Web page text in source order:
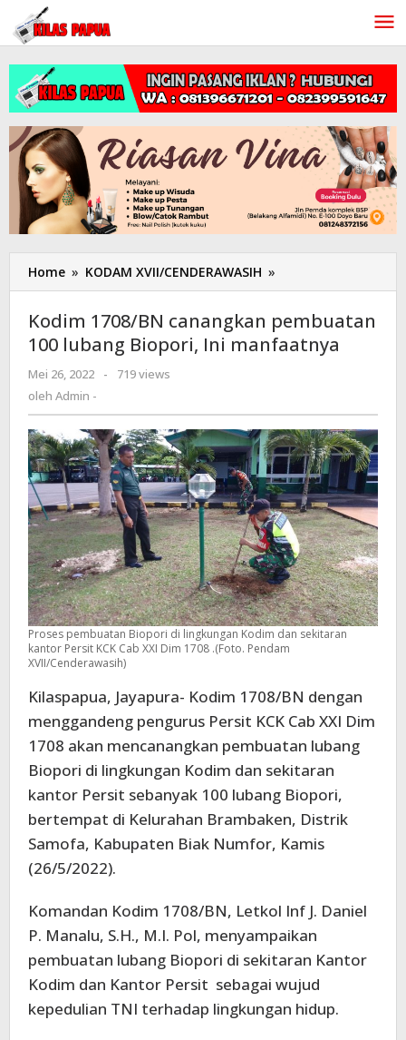
Lewati
konten
Home » KODAM XVII/CENDERAWASIH »
1708/BN
canangkan
pembuatan
100
Kodim 1708/BN canangkan pembuatan
100 lubang Biopori, Ini manfaatnya
Mei 26, 2022
oleh
-
719 views
oleh Admin -
Proses pembuatan Biopori di lingkungan Kodim dan sekitaran
kantor Persit KCK Cab XXI Dim 1708 .(Foto. Pendam
XVII/Cenderawasih)
Kilaspapua, Jayapura- Kodim 1708/BN dengan
menggandeng pengurus Persit KCK Cab XXI Dim
1708 akan mencanangkan pembuatan lubang
Biopori di lingkungan Kodim dan sekitaran
kantor Persit sebanyak 100 lubang Biopori,
bertempat di Kelurahan Brambaken, Distrik
Samofa, Kabupaten Biak Numfor, Kamis
(26/5/2022).
Komandan Kodim 1708/BN, Letkol Inf J. Daniel
P. Manalu, S.H., M.I. Pol, menyampaikan
pembuatan lubang Biopori di sekitaran Kantor
Kodim dan Kantor Persit sebagai wujud
kepedulian TNI terhadap lingkungan hidup.